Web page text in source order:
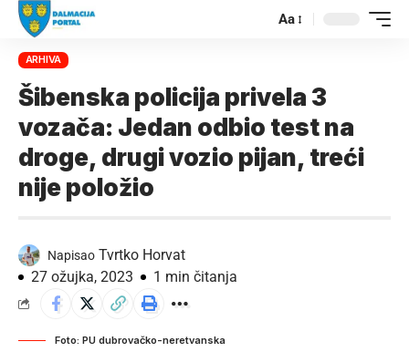
Aa
ARHIVA
Šibenska policija privela 3
vozača: Jedan odbio test na
droge, drugi vozio pijan, treći
nije položio
Napisao Tvrtko Horvat
27 ožujka, 2023
1 min čitanja
Foto: PU dubrovačko-neretvanska